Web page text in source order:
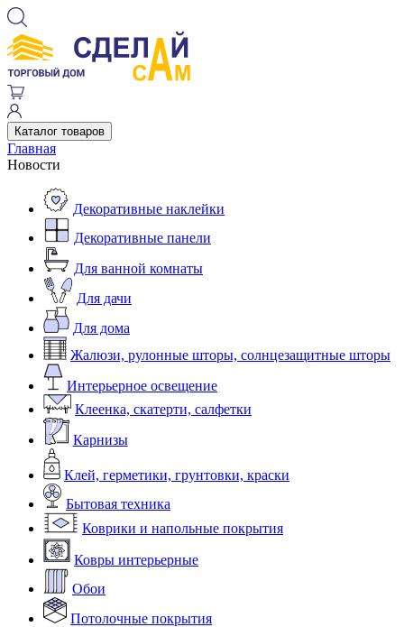
Каталог товаров
Главная
Новости
Декоративные наклейки
Декоративные панели
Для ванной комнаты
Для дачи
Для дома
Жалюзи, рулонные шторы, солнцезащитные шторы
Интерьерное освещение
Клеенка, скатерти, салфетки
Карнизы
Клей, герметики, грунтовки, краски
Бытовая техника
Коврики и напольные покрытия
Ковры интерьерные
Обои
Потолочные покрытия